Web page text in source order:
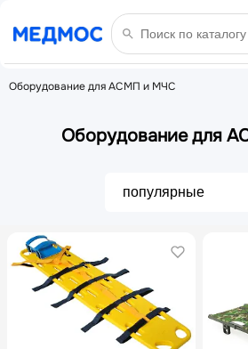
Оборудование для АСМП и МЧС
Оборудование для